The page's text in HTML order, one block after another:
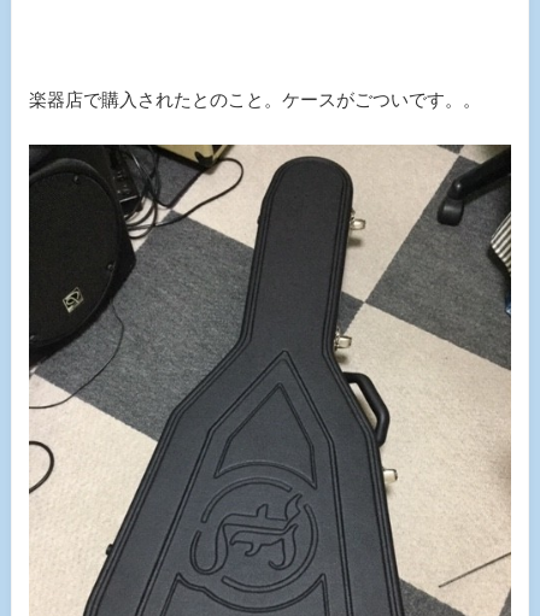
楽器店で購入されたとのこと。ケースがごついです。。